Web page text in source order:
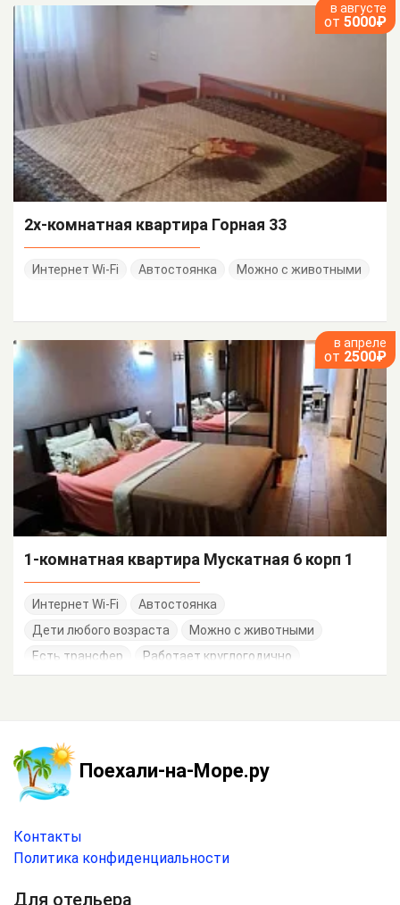
в августе
от 5000₽
2х-комнатная квартира Горная 33
Интернет Wi-Fi Автостоянка Можно с животными
в апреле
от 2500₽
1-комнатная квартира Мускатная 6 корп 1
Интернет Wi-Fi
Автостоянка
Дети любого возраста
Можно с животными
Есть трансфер
Работает круглогодично
Поехали-на-Море.ру
Контакты
Политика конфиденциальности
Для отельера